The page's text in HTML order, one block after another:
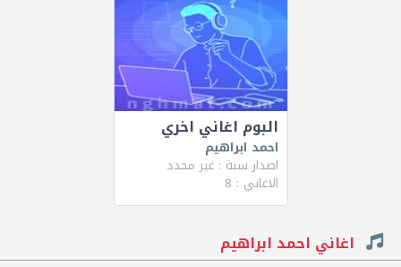
البوم اغاني اخري
احمد ابراهيم
اصدار سنة : غير محدد
الاغاني : 8
اغاني احمد ابراهيم